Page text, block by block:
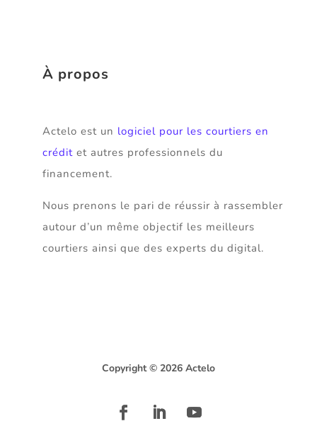
À propos
Actelo est un logiciel pour les courtiers en
crédit et autres professionnels du
financement.
Nous prenons le pari de réussir à rassembler
autour d’un même objectif les meilleurs
courtiers ainsi que des experts du digital.
Copyright © 2026 Actelo